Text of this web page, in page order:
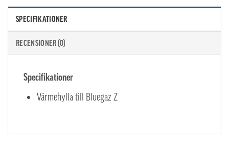
SPECIFIKATIONER
RECENSIONER (0)
Specifikationer
Värmehylla till Bluegaz Z